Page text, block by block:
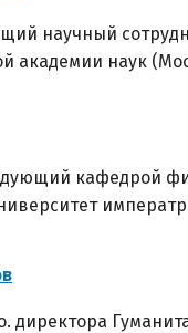
научный
академии наук
кафедрой
директора